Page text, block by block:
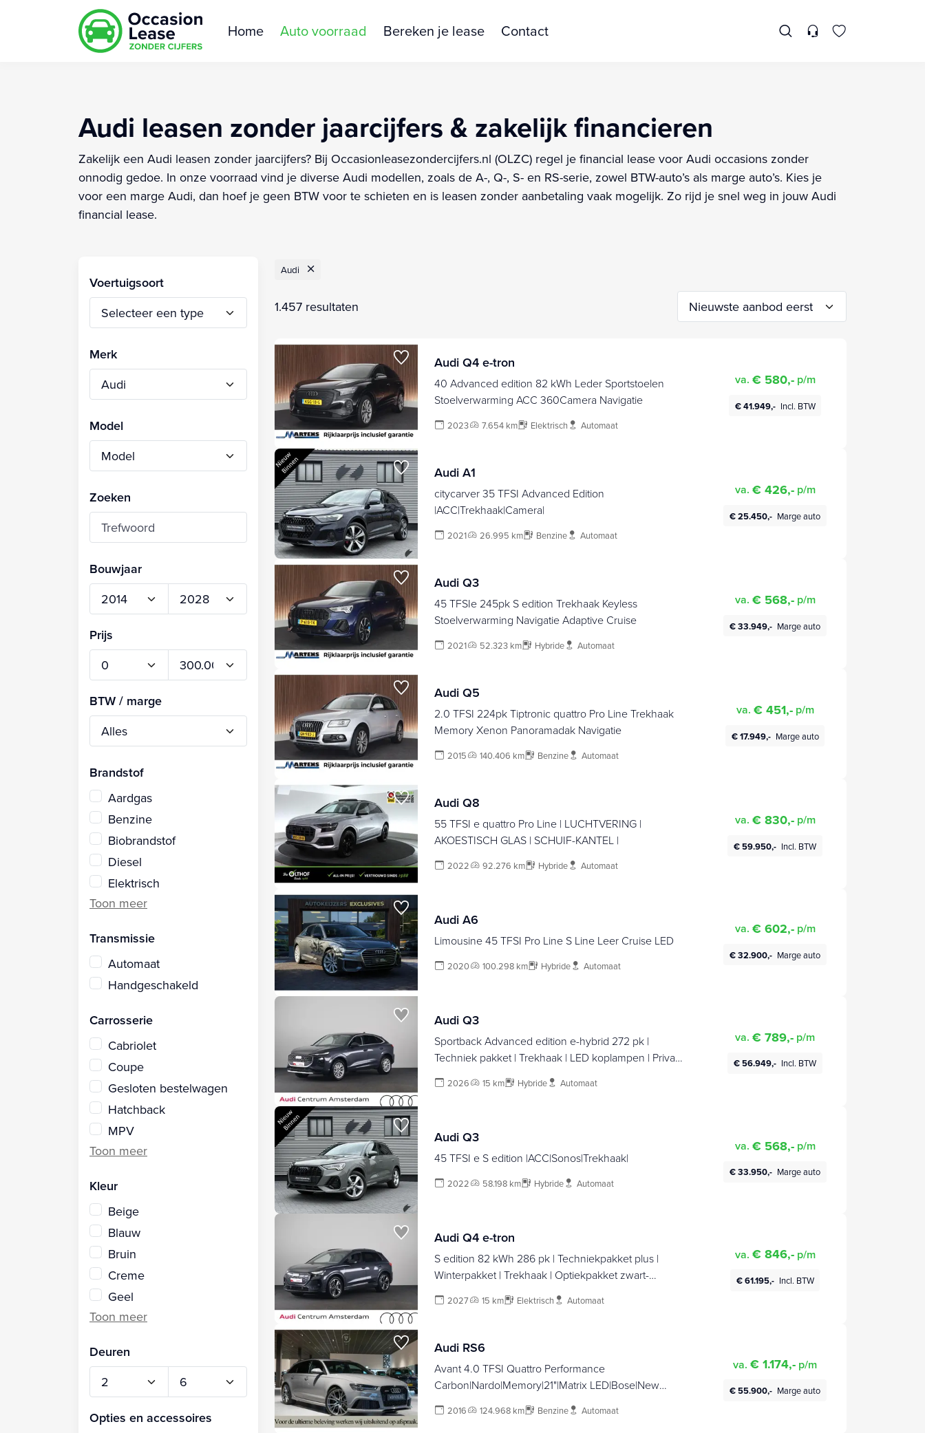
Home Auto voorraad Bereken je lease Contact
Audi leasen zonder jaarcijfers & zakelijk financieren
Zakelijk een Audi leasen zonder jaarcijfers? Bij Occasionleasezondercijfers.nl (OLZC) regel je financial lease voor Audi occasions zonder
onnodig gedoe. In onze voorraad vind je diverse Audi modellen, zoals de A-, Q-, S- en RS-serie, zowel BTW-auto’s als marge auto’s. Kies je
voor een marge Audi, dan hoef je geen BTW voor te schieten en is leasen zonder aanbetaling vaak mogelijk. Zo rijd je snel weg in jouw Audi
financial lease.
Voertuigsoort
Merk
Model
Zoeken
Bouwjaar
Prijs
BTW / marge
Brandstof
Aardgas
Benzine
Biobrandstof
Diesel
Elektrisch
Transmissie
Automaat
Handgeschakeld
Carrosserie
Cabriolet
Coupe
Gesloten bestelwagen
Hatchback
MPV
Kleur
Beige
Blauw
Bruin
Creme
Geel
Deuren
Opties en accessoires
Audi
1.457 resultaten
Audi Q4 e-tron
40 Advanced edition 82 kWh Leder Sportstoelen
Stoelverwarming ACC 360Camera Navigatie
2023 7.654 km Elektrisch Automaat
va. € 580,- p/m
€ 41.949,- Incl. BTW
Audi A1
citycarver 35 TFSI Advanced Edition
|ACC|Trekhaak|Camera|
2021 26.995 km Benzine Automaat
va. € 426,- p/m
€ 25.450,- Marge auto
Audi Q3
45 TFSIe 245pk S edition Trekhaak Keyless
Stoelverwarming Navigatie Adaptive Cruise
2021 52.323 km Hybride Automaat
va. € 568,- p/m
€ 33.949,- Marge auto
Audi Q5
2.0 TFSI 224pk Tiptronic quattro Pro Line Trekhaak
Memory Xenon Panoramadak Navigatie
2015 140.406 km Benzine Automaat
va. € 451,- p/m
€ 17.949,- Marge auto
Audi Q8
55 TFSI e quattro Pro Line | LUCHTVERING |
AKOESTISCH GLAS | SCHUIF-KANTEL |
2022 92.276 km Hybride Automaat
va. € 830,- p/m
€ 59.950,- Incl. BTW
Audi A6
Limousine 45 TFSI Pro Line S Line Leer Cruise LED
2020 100.298 km Hybride Automaat
va. € 602,- p/m
€ 32.900,- Marge auto
Audi Q3
Sportback Advanced edition e-hybrid 272 pk |
Techniek pakket | Trekhaak | LED koplampen | Privacy
2026 15 km Hybride Automaat
va. € 789,- p/m
€ 56.949,- Incl. BTW
Audi Q3
45 TFSI e S edition |ACC|Sonos|Trekhaak|
2022 58.198 km Hybride Automaat
va. € 568,- p/m
€ 33.950,- Marge auto
Audi Q4 e-tron
S edition 82 kWh 286 pk | Techniekpakket plus |
Winterpakket | Trekhaak | Optiekpakket zwart-
2027 15 km Elektrisch Automaat
va. € 846,- p/m
€ 61.195,- Incl. BTW
Audi RS6
Avant 4.0 TFSI Quattro Performance
Carbon|Nardo|Memory|21"|Matrix LED|Bose|New
2016 124.968 km Benzine Automaat
va. € 1.174,- p/m
€ 55.900,- Marge auto